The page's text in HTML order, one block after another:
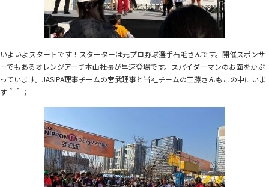
いよいよスタートです！スターターは元プロ野球選手石毛さんです。開催スポンサ
ーでもあるオレンジアーチ本山社長が早速登場です。スパイダーマンのお面をかぶ
っています。JASIPA理事チームの宮武理事と当社チームの工藤さんもこの中にいま
す＾＾；